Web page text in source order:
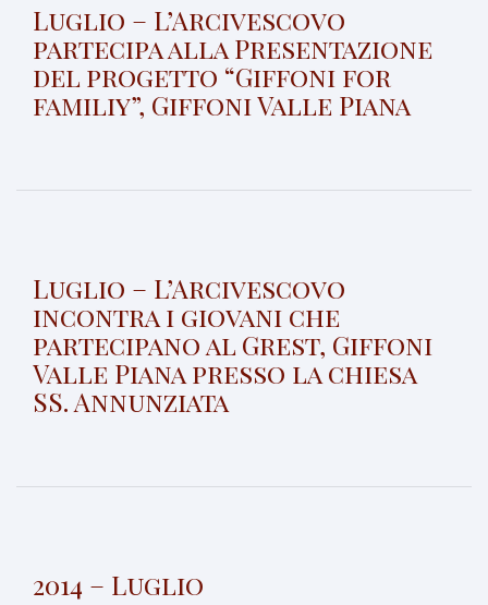
Luglio – L’Arcivescovo
partecipa alla Presentazione
del progetto “Giffoni for
familiy”, Giffoni Valle Piana
Luglio – L’Arcivescovo
incontra i giovani che
partecipano al Grest, Giffoni
Valle Piana presso la chiesa
SS. Annunziata
2014 – Luglio